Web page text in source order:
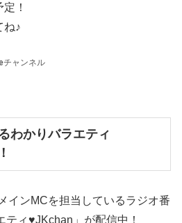
！
ね♪
わかりバラエティ
インMCを担当しているラジオ番
ィ♥JKchan」が配信中！